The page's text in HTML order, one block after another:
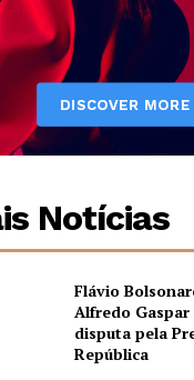
Notícias
Flávio
Alfredo Gaspar
disputa pela
República